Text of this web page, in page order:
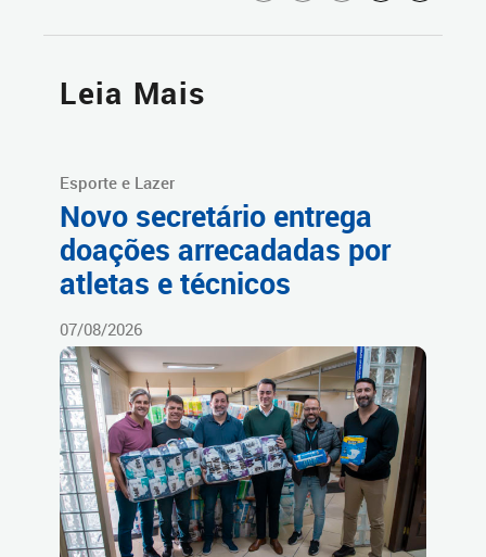
Leia Mais
Esporte e Lazer
Novo secretário entrega
doações arrecadadas por
atletas e técnicos
07/08/2026